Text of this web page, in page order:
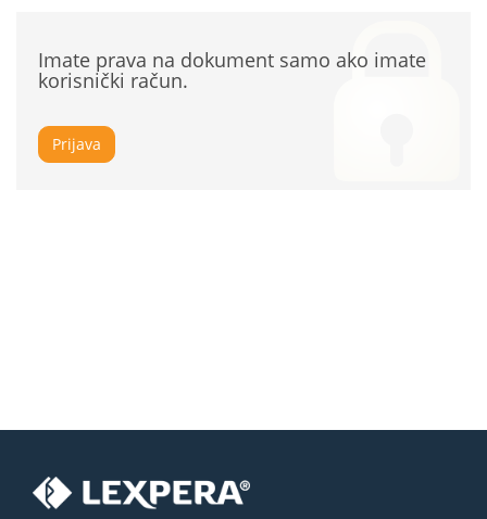
Imate prava na dokument samo ako imate
korisnički račun.
Prijava